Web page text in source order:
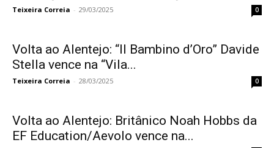
Teixeira Correia - 29/03/2025 0
Volta ao Alentejo: “Il Bambino d’Oro” Davide
Stella vence na “Vila...
Teixeira Correia - 28/03/2025 0
Volta ao Alentejo: Britânico Noah Hobbs da
EF Education/Aevolo vence na...